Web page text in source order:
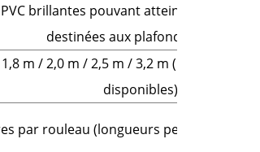
PVC brillantes pouvant atteindre 6
destinées aux plafonds tendus
m / 2,0 m / 2,5 m / 3,2 m (largeurs
disponibles)
par rouleau (longueurs